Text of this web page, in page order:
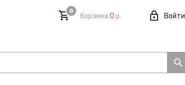
0
Корзина 0 р. Войти